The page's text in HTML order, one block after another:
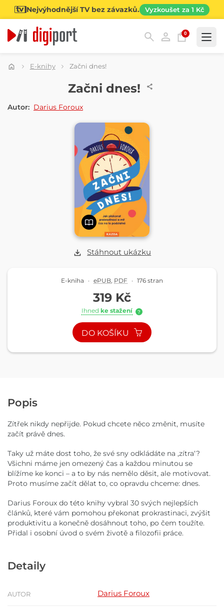
Nejvýhodnější TV bez závazků. Vyzkoušet za 1 Kč
0
Kategorie
E-knihy Začni dnes!
Stáhnout ukázku
Začni dnes!
Autor: Darius Foroux
E-kniha · ePUB, PDF · 176 stran
319 Kč
Ihned ke stažení ?
DO KOŠÍKU
Popis
Zítřek nikdy nepřijde. Pokud chcete něco změnit, musíte
začít právě dnes.
Taky už máte dost toho, že své sny odkládáte na ,zítra‘?
Všichni máme jen omezený čas a každou minutou se
blížíme ke konci – a to by nás nemělo děsit, ale motivovat.
Proto musíme začít dělat to, co opravdu chceme: dnes.
Darius Foroux do této knihy vybral 30 svých nejlepších
článků, které vám pomohou překonat prokrastinaci, zvýšit
produktivitu a konečně dosáhnout toho, po čem toužíte.
Přidal i osobní úvod o svém životě a filozofii práce.
Detaily
AUTOR Darius Foroux